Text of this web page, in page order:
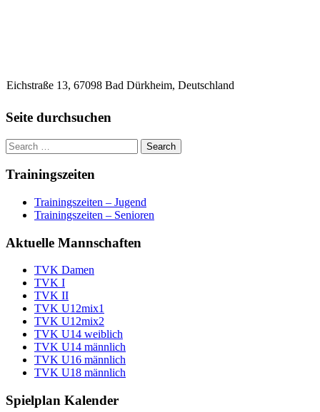
Eichstraße 13, 67098 Bad Dürkheim, Deutschland
Seite durchsuchen
Trainingszeiten
Trainingszeiten – Jugend
Trainingszeiten – Senioren
Aktuelle Mannschaften
TVK Damen
TVK I
TVK II
TVK U12mix1
TVK U12mix2
TVK U14 weiblich
TVK U14 männlich
TVK U16 männlich
TVK U18 männlich
Spielplan Kalender